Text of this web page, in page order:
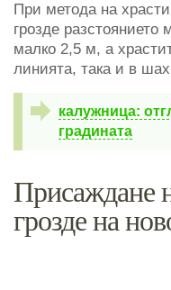
При метода на
грозде
малко 2,5 м, а
линията, така и в
калужница:
градината
Присаждане
грозде на